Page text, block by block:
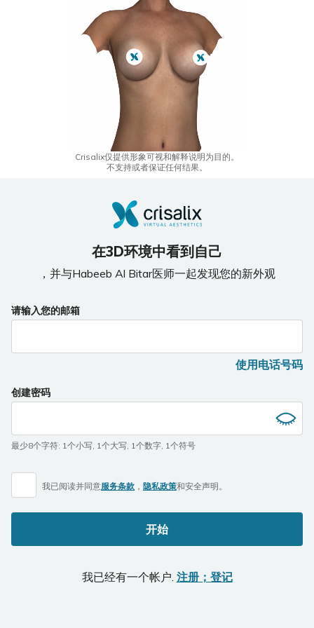
Crisalix仅提供形象可视和解释说明为目的。
不支持或者保证任何结果。
在3D环境中看到自己
，并与Habeeb Al Bitar医师一起发现您的新外观
If
a
ignore
this
请输入您的邮箱
使用电话号码
创建密码
最少8个字符: 1个小写, 1个大写, 1个数字, 1个符号
我已阅读并同意服务条款 ， 隐私政策和安全声明。
开始
我已经有一个帐户. 注册；登记